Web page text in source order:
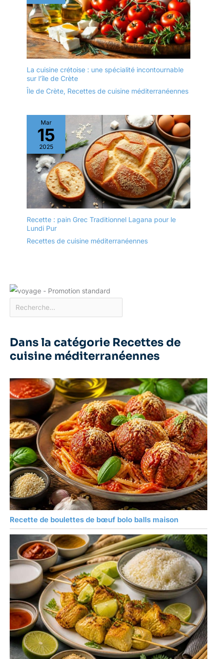
La cuisine crétoise : une spécialité incontournable
sur l’île de Crète
Île de Crète, Recettes de cuisine méditerranéennes
Mar
15
2025
Recette : pain Grec Traditionnel Lagana pour le
Lundi Pur
Recettes de cuisine méditerranéennes
Dans la catégorie Recettes de
cuisine méditerranéennes
Recette de boulettes de bœuf bolo balls maison